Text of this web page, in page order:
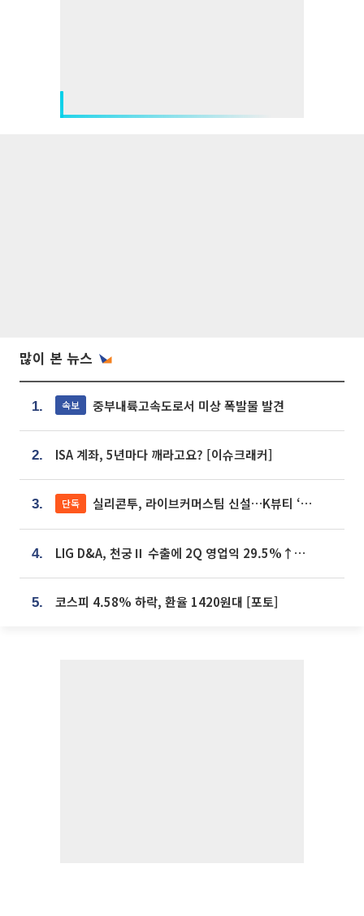
많이 본 뉴스
1. 속보 중부내륙고속도로서 미상 폭발물 발견
2. ISA 계좌, 5년마다 깨라고요? [이슈크래커]
3. 단독 실리콘투, 라이브커머스팀 신설…K뷰티 ‘글로벌 판매망’ 확대[K뷰티 라방戰]
4. LIG D&A, 천궁Ⅱ 수출에 2Q 영업익 29.5%↑…수주잔고 24.6조 [종합]
5. 코스피 4.58% 하락, 환율 1420원대 [포토]